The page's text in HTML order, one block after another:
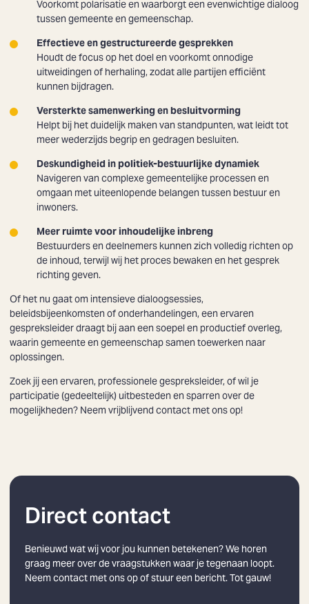
Voorkomt polarisatie en waarborgt een evenwichtige dialoog
tussen gemeente en gemeenschap.
Effectieve en gestructureerde gesprekken
Houdt de focus op het doel en voorkomt onnodige
uitweidingen of herhaling, zodat alle partijen efficiënt
kunnen bijdragen.
Versterkte samenwerking en besluitvorming
Helpt bij het duidelijk maken van standpunten, wat leidt tot
meer wederzijds begrip en gedragen besluiten.
Deskundigheid in politiek-bestuurlijke dynamiek
Navigeren van complexe gemeentelijke processen en
omgaan met uiteenlopende belangen tussen bestuur en
inwoners.
Meer ruimte voor inhoudelijke inbreng
Bestuurders en deelnemers kunnen zich volledig richten op
de inhoud, terwijl wij het proces bewaken en het gesprek
richting geven.
Of het nu gaat om intensieve dialoogsessies,
beleidsbijeenkomsten of onderhandelingen, een ervaren
gespreksleider draagt bij aan een soepel en productief overleg,
waarin gemeente en gemeenschap samen toewerken naar
oplossingen.
Zoek jij een ervaren, professionele gespreksleider, of wil je
participatie (gedeeltelijk) uitbesteden en sparren over de
mogelijkheden? Neem vrijblijvend contact met ons op!
Direct contact
Benieuwd wat wij voor jou kunnen betekenen? We horen
graag meer over de vraagstukken waar je tegenaan loopt.
Neem contact met ons op of stuur een bericht. Tot gauw!
Zoeken